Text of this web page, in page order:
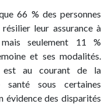
66 % des personnes
leur assurance à
seulement 11 %
et ses modalités.
est au courant de la
santé sous certaines
évidence des disparités